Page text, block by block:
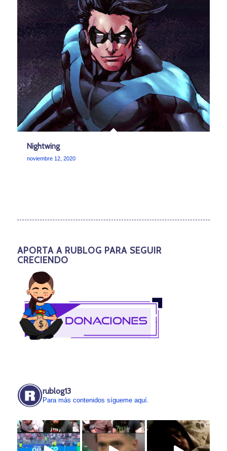
Nightwing
noviembre 12, 2020
APORTA A RUBLOG PARA SEGUIR
CRECIENDO
rublog13
Para más contenidos sígueme aquí.